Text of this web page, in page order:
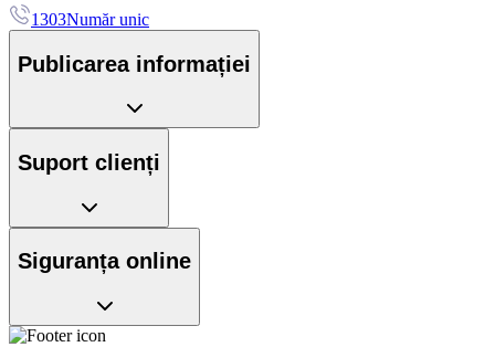
1303Număr unic
Publicarea informației
Suport clienți
Siguranța online